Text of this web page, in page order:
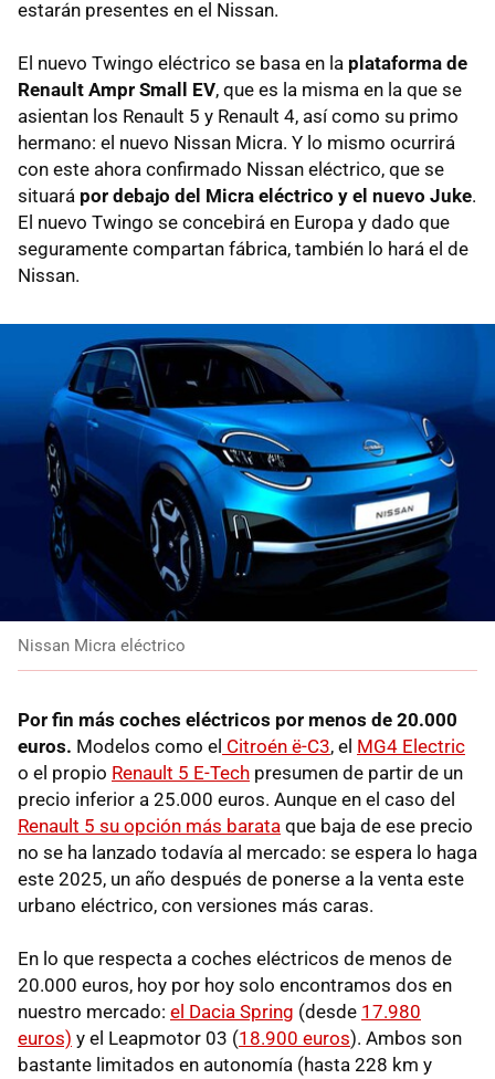
estarán presentes en el Nissan.
El nuevo Twingo eléctrico se basa en la plataforma de
Renault Ampr Small EV, que es la misma en la que se
asientan los Renault 5 y Renault 4, así como su primo
hermano: el nuevo Nissan Micra. Y lo mismo ocurrirá
con este ahora confirmado Nissan eléctrico, que se
situará por debajo del Micra eléctrico y el nuevo Juke.
El nuevo Twingo se concebirá en Europa y dado que
seguramente compartan fábrica, también lo hará el de
Nissan.
Nissan Micra eléctrico
Por fin más coches eléctricos por menos de 20.000
euros. Modelos como el Citroén ë-C3, el MG4 Electric
o el propio Renault 5 E-Tech presumen de partir de un
precio inferior a 25.000 euros. Aunque en el caso del
Renault 5 su opción más barata que baja de ese precio
no se ha lanzado todavía al mercado: se espera lo haga
este 2025, un año después de ponerse a la venta este
urbano eléctrico, con versiones más caras.
En lo que respecta a coches eléctricos de menos de
20.000 euros, hoy por hoy solo encontramos dos en
nuestro mercado: el Dacia Spring (desde 17.980
euros) y el Leapmotor 03 (18.900 euros). Ambos son
bastante limitados en autonomía (hasta 228 km y